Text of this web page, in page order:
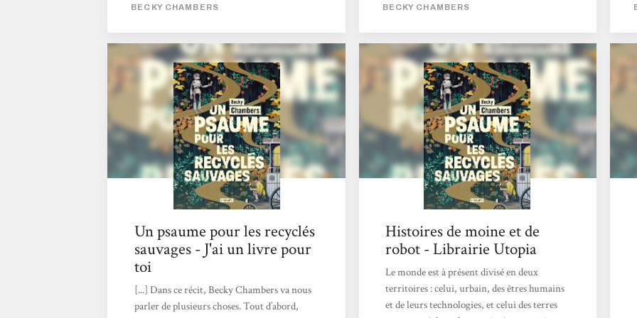
un monde utopique, l'être humain trouvera
toujours du grain à moudre.Une fiction
pleine de positivité qui se lit d’une traite ! (Et
qui me donne d'ailleurs envie de continuer
l'épopée des voyages de la même autrice)"
Lara - Bibliothécaire à Ciney
BECKY CHAMBERS
machines ont acquit un état de conscience
les ayant incitées, non pas à balancer une
pluie de missiles sur leurs créateurs, mais
plutôt à se retirer, jusqu’à devenir des
mythes pour les humains. Dex est un moine
BECKY CHAMBERS
Un psaume pour les recyclés
sauvages - J'ai un livre pour
toi
[...] Dans ce récit, Becky Chambers va nous
parler de plusieurs choses. Tout d’abord,
Histoires de moine et de
robot - Librairie Utopia
Le monde est à présent divisé en deux
territoires : celui, urbain, des êtres humains
et de leurs technologies, et celui des terres